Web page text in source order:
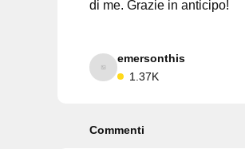
di me. Grazie in anticipo!
emersonthis
1.37K
Commenti